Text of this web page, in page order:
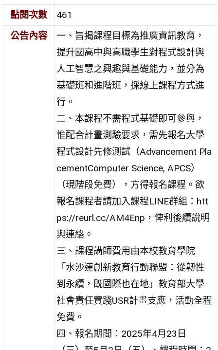
點閱次數
461
公告內容
一、旨揭課程目標為推廣資訊教育，
提升國高中與高職學生對程式設計與
人工智慧之興趣與基礎能力，並分為
基礎班和進階班，採線上課程方式進
行。
二、本課程不需程式基礎即可參與，
惟配合計畫測驗要求，需先報名大學
程式設計先修測試（Advancement Pla
cementComputer Science, APCS）
（現階段免費），方得報名課程。欲
報名課程者請加入課程LINE群組：htt
ps://reurl.cc/AM4Enp，俾利後續說明
與連絡。
三、課程講師費用由本校教育學院
「水沙連創新教育行動聯盟：從韌性
到永續，既國際也在地」教育部大學
社會責任實踐USR計畫支應，活動全程
免費。
四、報名期間：2025年4月23日